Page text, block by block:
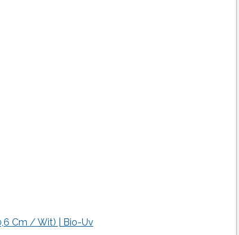
Cm / Wit) | Bio-Uv